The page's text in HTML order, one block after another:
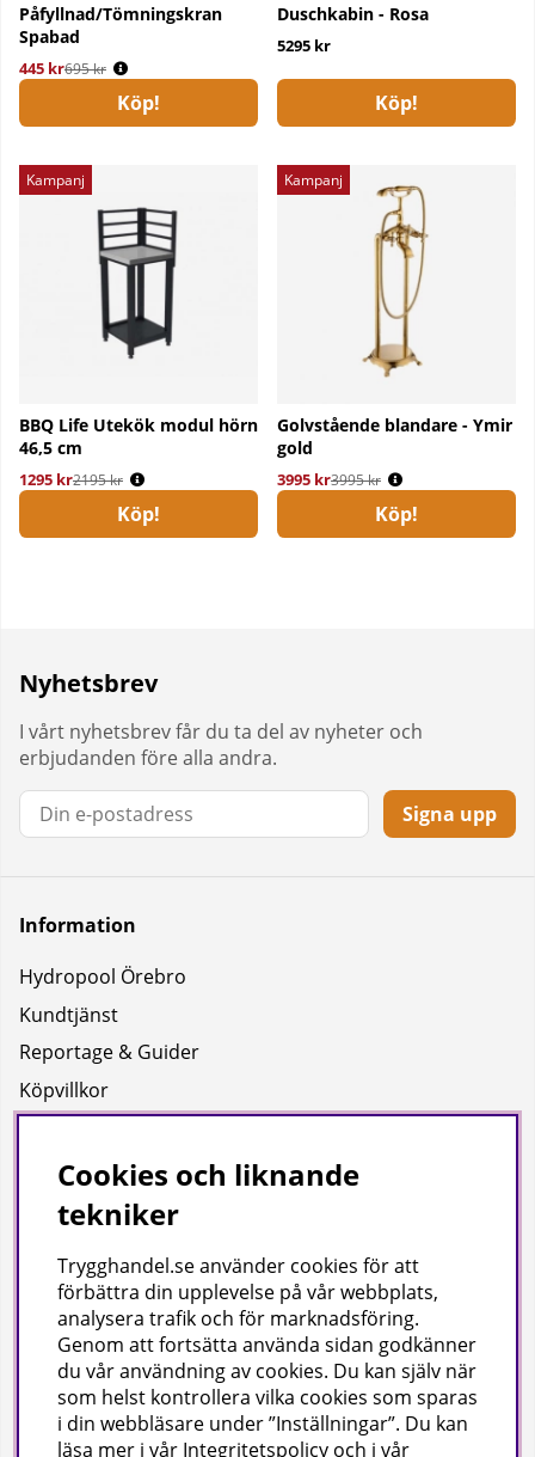
Påfyllnad/Tömningskran
Spabad
445 kr
Ordinarie pris:
695 kr
Köp!
Duschkabin - Rosa
5295 kr
Köp!
Kampanj
BBQ Life Utekök modul hörn
46,5 cm
1295 kr
Ordinarie pris:
2195 kr
Köp!
Kampanj
Golvstående blandare - Ymir
gold
3995 kr
Ordinarie pris:
3995 kr
Köp!
Nyhetsbrev
I vårt nyhetsbrev får du ta del av nyheter och
erbjudanden före alla andra.
Signa upp
Information
Hydropool Örebro
Kundtjänst
Reportage & Guider
Köpvillkor
Uppgifter för leverans
Om oss
Företagsinformation / hitta till oss
Gilla oss på facebook!
Ta del av inspiration, tävlingar och mycket mer
Cookies och liknande
tekniker
Trygghandel.se använder cookies för att
förbättra din upplevelse på vår webbplats,
analysera trafik och för marknadsföring.
Genom att fortsätta använda sidan godkänner
du vår användning av cookies. Du kan själv när
som helst kontrollera vilka cookies som sparas
i din webbläsare under ”Inställningar”. Du kan
läsa mer i vår Integritetspolicy och i vår